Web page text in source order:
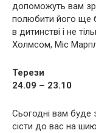
допоможуть вам
полюбити його ще
в дитинстві і не
Холмсом, Міс
Терези
24.09 – 23.10
Сьогодні вам буде
сісти до вас на